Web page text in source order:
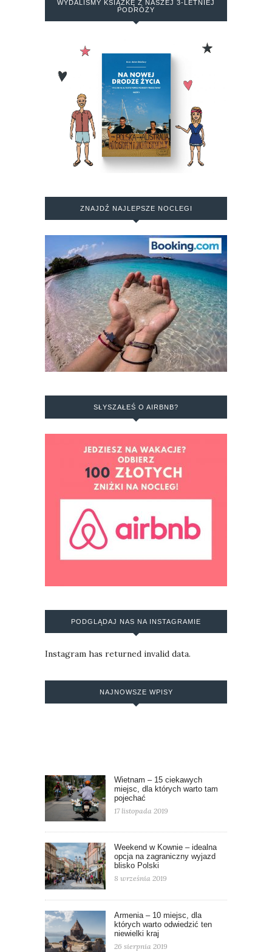
WYDALIŚMY KSIĄŻKĘ Z NASZEJ 3-LETNIEJ
PODRÓŻY
ZNAJDŹ NAJLEPSZE NOCLEGI
SŁYSZAŁEŚ O AIRBNB?
PODGLĄDAJ NAS NA INSTAGRAMIE
Instagram has returned invalid data.
NAJNOWSZE WPISY
Wietnam – 15 ciekawych
miejsc, dla których warto tam
pojechać
17 listopada 2019
Weekend w Kownie – idealna
opcja na zagraniczny wyjazd
blisko Polski
8 września 2019
Armenia – 10 miejsc, dla
których warto odwiedzić ten
niewielki kraj
26 sierpnia 2019